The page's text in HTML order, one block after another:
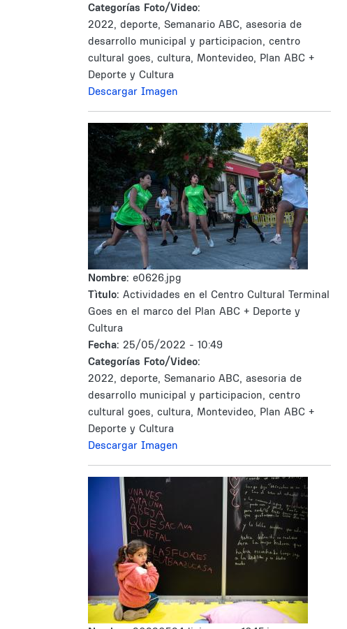
Categorías Foto/Video:
2022, deporte, Semanario ABC, asesoria de
desarrollo municipal y participacion, centro
cultural goes, cultura, Montevideo, Plan ABC +
Deporte y Cultura
Descargar Imagen
Nombre: e0626.jpg
Tìtulo: Actividades en el Centro Cultural Terminal
Goes en el marco del Plan ABC + Deporte y
Cultura
Fecha: 25/05/2022 - 10:49
Categorías Foto/Video:
2022, deporte, Semanario ABC, asesoria de
desarrollo municipal y participacion, centro
cultural goes, cultura, Montevideo, Plan ABC +
Deporte y Cultura
Descargar Imagen